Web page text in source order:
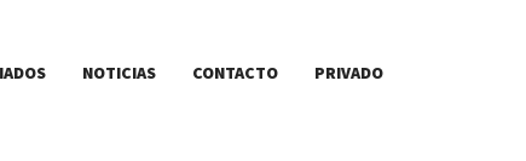
NOTICIAS CONTACTO PRIVADO